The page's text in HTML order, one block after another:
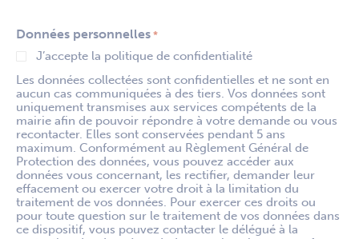
Données personnelles *
J’accepte la politique de confidentialité
Les données collectées sont confidentielles et ne sont en
aucun cas communiquées à des tiers. Vos données sont
uniquement transmises aux services compétents de la
mairie afin de pouvoir répondre à votre demande ou vous
recontacter. Elles sont conservées pendant 5 ans
maximum. Conformément au Règlement Général de
Protection des données, vous pouvez accéder aux
données vous concernant, les rectifier, demander leur
effacement ou exercer votre droit à la limitation du
traitement de vos données. Pour exercer ces droits ou
pour toute question sur le traitement de vos données dans
ce dispositif, vous pouvez contacter le délégué à la